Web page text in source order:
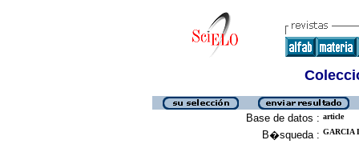
Base de datos : article
B�squeda : GARCIA